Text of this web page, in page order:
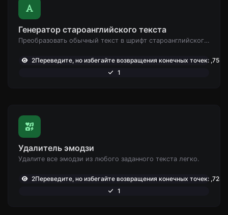
Генератор староанглийского текста
Преобразовать обычный текст в шрифт староанглийского типа.
2Переведите, но избегайте возвращения конечных точек: ,755
1
Удалитель эмодзи
Удалите все эмодзи из любого заданного текста легко.
2Переведите, но избегайте возвращения конечных точек: ,728
1